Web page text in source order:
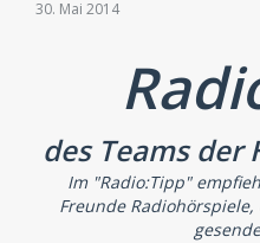
30. Mai 2014
des Teams der
Im "Radio:Tipp"
Freunde